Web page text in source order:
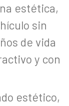
estética,
sin
de vida
y con
estético,